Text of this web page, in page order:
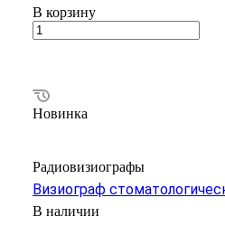
В корзину
Новинка
Радиовизиографы
Визиограф
В наличии